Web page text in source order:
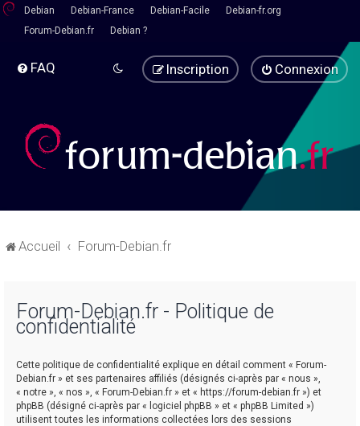
Debian Debian-France Debian-Facile
Debian-fr.org
Forum-Debian.fr
Debian ?
FAQ Connexion
Inscription
Accueil Forum-Debian.fr
Forum-Debian.fr - Politique de
confidentialité
Cette politique de confidentialité explique en détail comment « Forum-
Debian.fr » et ses partenaires affiliés (désignés ci-après par « nous »,
« notre », « nos », « Forum-Debian.fr » et « https://forum-debian.fr ») et
phpBB (désigné ci-après par « logiciel phpBB » et « phpBB Limited »)
utilisent toutes les informations collectées lors des sessions